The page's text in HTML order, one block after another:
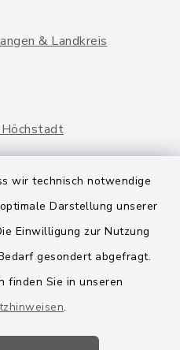
wir technisch notwendige
Darstellung unserer
Einwilligung zur Nutzung
gesondert abgefragt.
finden Sie in unseren
.
& Landkreis